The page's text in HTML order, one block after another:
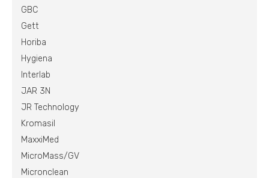
GBC
Gett
Horiba
Hygiena
Interlab
JAR 3N
JR Technology
Kromasil
MaxxiMed
MicroMass/GV
Micronclean